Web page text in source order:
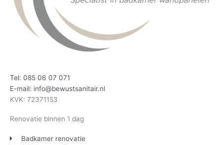
Tel: 085 06 07 071
E-mail: info@bewustsanitair.nl
KVK: 72371153
Renovatie binnen 1 dag
Badkamer renovatie